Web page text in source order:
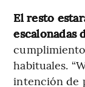
El resto
escalonadas
habituales.
intención de